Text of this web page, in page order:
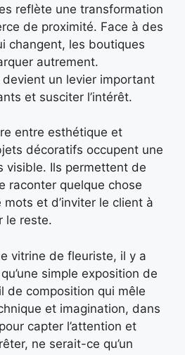
reflète une transformation
de proximité. Face à des
changent, les boutiques
autrement.
devient un levier important
et susciter l’intérêt.
entre esthétique et
décoratifs occupent une
visible. Ils permettent de
raconter quelque chose
et d’inviter le client à
le reste.
vitrine de fleuriste, il y a
simple exposition de
de composition qui mêle
et imagination, dans
capter l’attention et
ne serait-ce qu’un